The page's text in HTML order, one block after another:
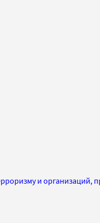
и